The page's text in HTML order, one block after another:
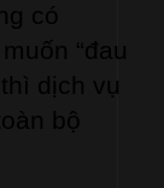
có
“đau
dịch vụ
bộ